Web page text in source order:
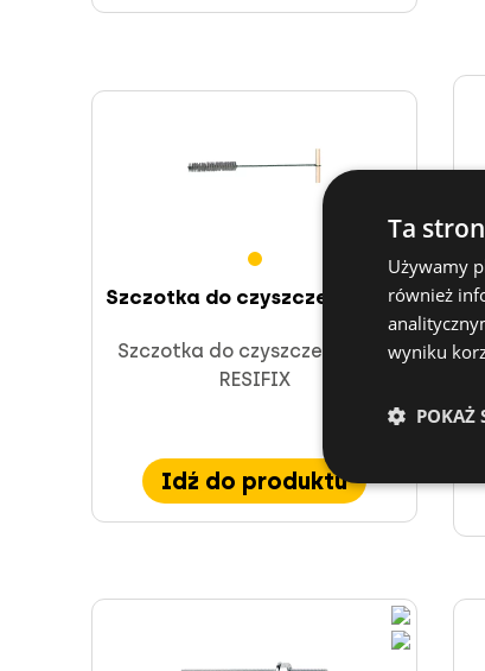
Szczotka do czyszczenia RBK
Szczotka do czyszczenia dla
RESIFIX
Idź do produktu
Ta
Używamy
również
wyniku
POKAŻ